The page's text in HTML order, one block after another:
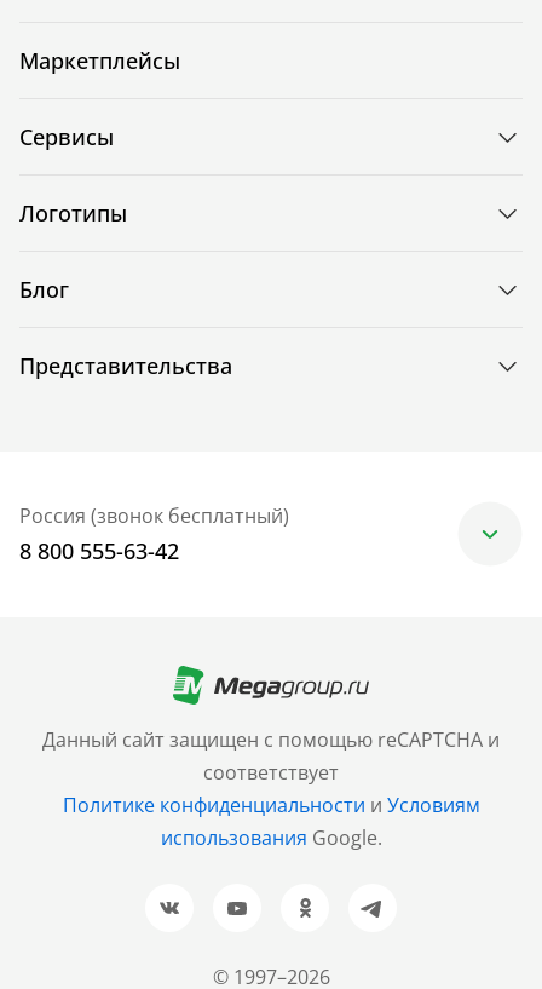
© 1997–2026
Данный сайт защищен с помощью reCAPTCHA и
соответствует
Политике конфиденциальности и Условиям
использования Google.
Маркетплейсы
Сервисы
Логотипы
Блог
Представительства
Россия (звонок бесплатный)
8 800 555-63-42
+7 (499) 705-30-10
Санкт-Петербург
+7 (812) 600-77-33
Барнаул
+7 (961) 999-93-93
Новосибирск